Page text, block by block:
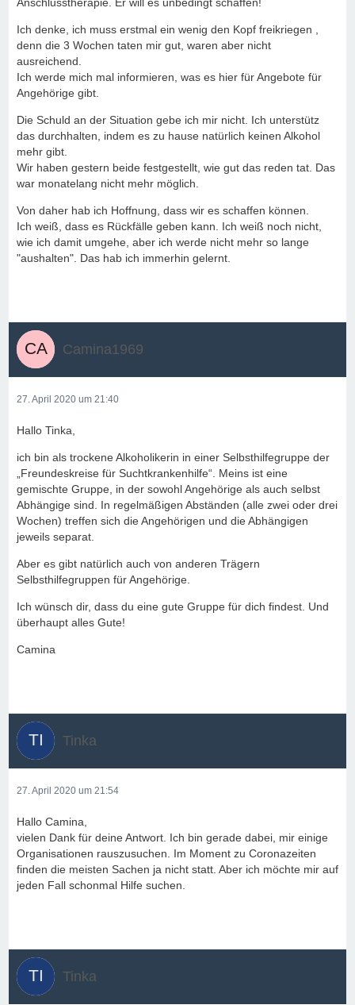
Ich denke, ich muss erstmal ein wenig den Kopf freikriegen ,
denn die 3 Wochen taten mir gut, waren aber nicht
ausreichend.
Ich werde mich mal informieren, was es hier für Angebote für
Angehörige gibt.
Die Schuld an der Situation gebe ich mir nicht. Ich unterstütz
das durchhalten, indem es zu hause natürlich keinen Alkohol
mehr gibt.
Wir haben gestern beide festgestellt, wie gut das reden tat. Das
war monatelang nicht mehr möglich.
Von daher hab ich Hoffnung, dass wir es schaffen können.
Ich weiß, dass es Rückfälle geben kann. Ich weiß noch nicht,
wie ich damit umgehe, aber ich werde nicht mehr so lange
"aushalten". Das hab ich immerhin gelernt.
Camina1969
27. April 2020 um 21:40
Hallo Tinka,
ich bin als trockene Alkoholikerin in einer Selbsthilfegruppe der
„Freundeskreise für Suchtkrankenhilfe“. Meins ist eine
gemischte Gruppe, in der sowohl Angehörige als auch selbst
Abhängige sind. In regelmäßigen Abständen (alle zwei oder drei
Wochen) treffen sich die Angehörigen und die Abhängigen
jeweils separat.
Aber es gibt natürlich auch von anderen Trägern
Selbsthilfegruppen für Angehörige.
Ich wünsch dir, dass du eine gute Gruppe für dich findest. Und
überhaupt alles Gute!
Camina
Tinka
27. April 2020 um 21:54
Hallo Camina,
vielen Dank für deine Antwort. Ich bin gerade dabei, mir einige
Organisationen rauszusuchen. Im Moment zu Coronazeiten
finden die meisten Sachen ja nicht statt. Aber ich möchte mir auf
jeden Fall schonmal Hilfe suchen.
Tinka